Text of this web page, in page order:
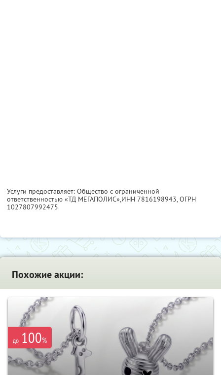
Услуги предоставляет: Общество с ограниченной
ответственностью «ТД МЕГАПОЛИС»,ИНН 7816198943, ОГРН
1027807992475
Похожие акции:
до 100%